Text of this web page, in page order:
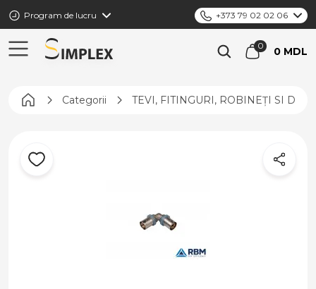
Program de lucru +373 79 02 02 06
0 MDL
Pagina principală
Categorii TEVI, FITINGURI, ROBINEȚI SI